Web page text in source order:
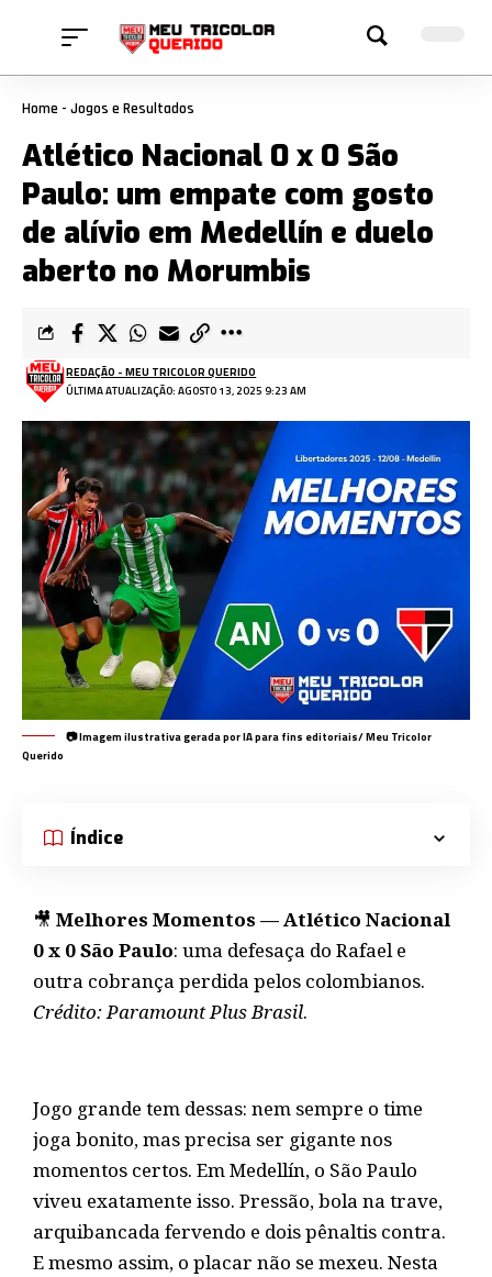
Home - Jogos e Resultados
Atlético Nacional 0 x 0 São
Paulo: um empate com gosto
de alívio em Medellín e duelo
aberto no Morumbis
ÚLTIMA ATUALIZAÇÃO: AGOSTO 13, 2025 9:23 AM
REDAÇÃO - MEU TRICOLOR QUERIDO
📷 Imagem ilustrativa gerada por IA para fins editoriais/ Meu Tricolor
Querido
Índice
🎥 Melhores Momentos — Atlético Nacional
0 x 0 São Paulo: uma defesaça do Rafael e
outra cobrança perdida pelos colombianos.
Crédito: Paramount Plus Brasil.
Jogo grande tem dessas: nem sempre o time
joga bonito, mas precisa ser gigante nos
momentos certos. Em Medellín, o São Paulo
viveu exatamente isso. Pressão, bola na trave,
arquibancada fervendo e dois pênaltis contra.
E mesmo assim, o placar não se mexeu. Nesta